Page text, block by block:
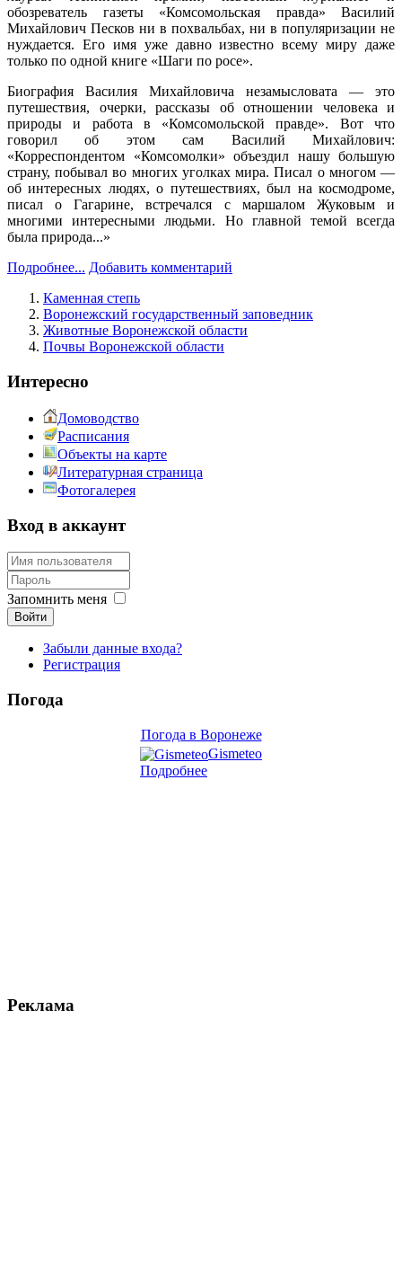
обозреватель газеты «Комсомольская правда» Василий
Михайлович Песков ни в похвальбах, ни в популяризации не
нуждается. Его имя уже давно известно всему миру даже
только по одной книге «Шаги по росе».
Биография Василия Михайловича незамысловата — это
путешествия, очерки, рассказы об отношении человека и
природы и работа в «Комсомольской правде». Вот что
говорил об этом сам Василий Михайлович:
«Корреспондентом «Комсомолки» объездил нашу большую
страну, побывал во многих уголках мира. Писал о многом —
об интересных людях, о путешествиях, был на космодроме,
писал о Гагарине, встречался с маршалом Жуковым и
многими интересными людьми. Но главной темой всегда
была природа...»
Подробнее... Добавить комментарий
Каменная степь
Воронежский государственный заповедник
Животные Воронежской области
Почвы Воронежской области
Интересно
Домоводство
Расписания
Объекты на карте
Литературная страница
Фотогалерея
Вход в аккаунт
Запомнить меня
Войти
Забыли данные входа?
Регистрация
Погода
Погода в Воронеже
Gismeteo
Подробнее
Реклама